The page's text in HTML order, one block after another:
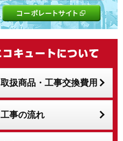
取扱商品・工事交換費用
工事の流れ